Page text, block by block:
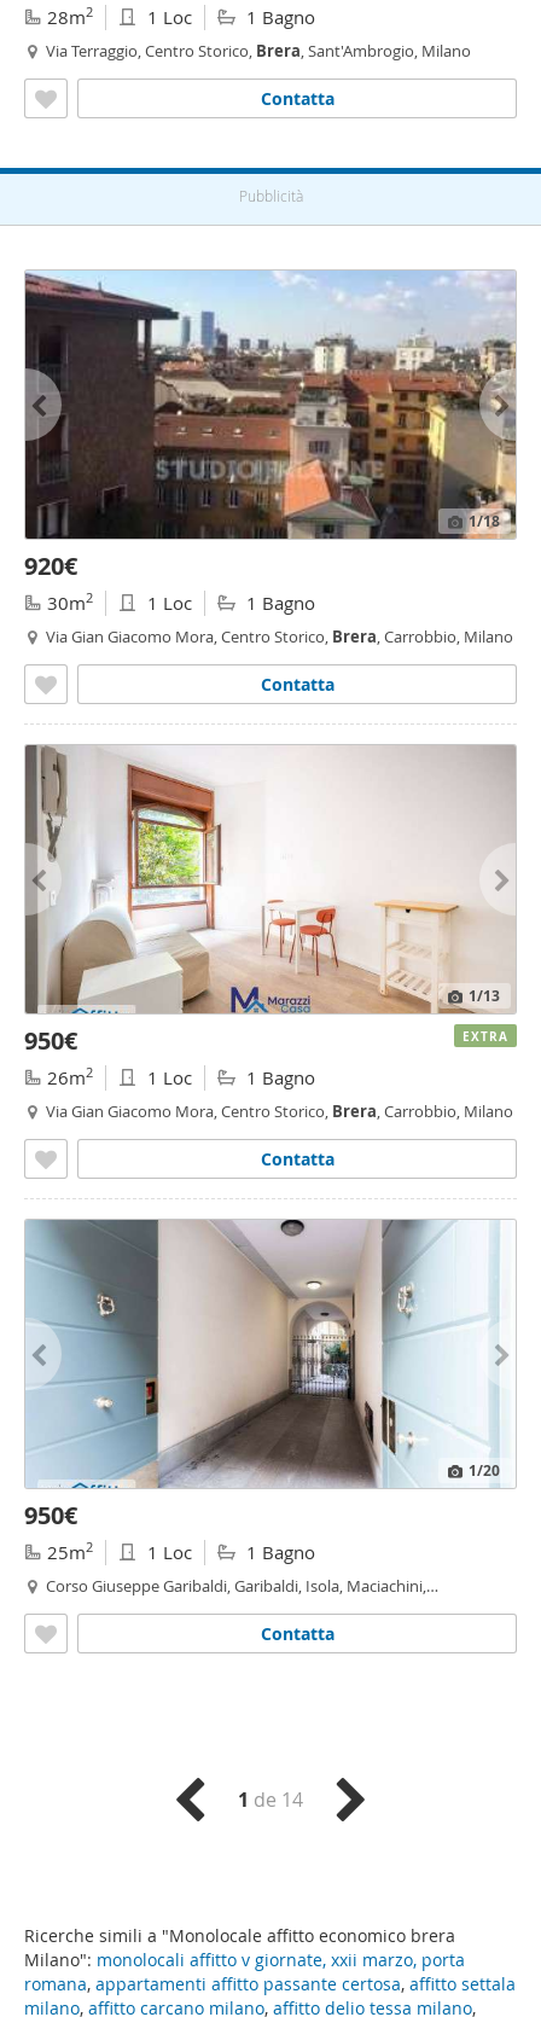
Ricerche simili a "Monolocale affitto economico brera
Milano": monolocali affitto v giornate, xxii marzo, porta
romana, appartamenti affitto passante certosa, affitto settala
milano, affitto carcano milano, affitto delio tessa milano,
28m2 1 Loc 1 Bagno
Via Terraggio, Centro Storico, Brera, Sant'Ambrogio, Milano
Contatta
Pubblicità
1/18
920€
30m2 1 Loc 1 Bagno
Via Gian Giacomo Mora, Centro Storico, Brera, Carrobbio, Milano
Contatta
1/13
950€
26m2 1 Loc 1 Bagno
Via Gian Giacomo Mora, Centro Storico, Brera, Carrobbio, Milano
Contatta
EXTRA
1/20
950€
25m2 1 Loc 1 Bagno
Corso Giuseppe Garibaldi, Garibaldi, Isola, Maciachini,
Contatta
1 de 14